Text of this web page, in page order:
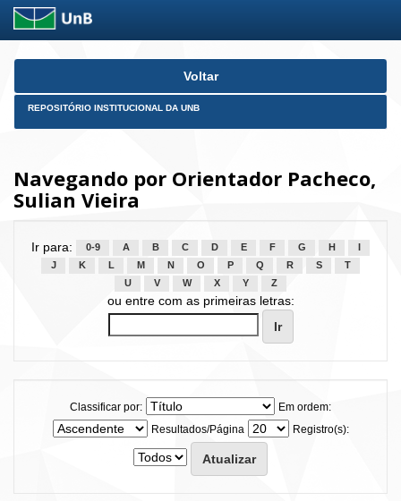
Skip
Voltar
REPOSITÓRIO INSTITUCIONAL DA UNB
Navegando por Orientador Pacheco,
Sulian Vieira
Ir para: 0-9 A B C D E F G H
J
K L M N O P Q R S
T
U
V W X Y Z
ou entre com as primeiras letras:
Classificar por:
Em ordem:
Resultados/Página
Registro(s):